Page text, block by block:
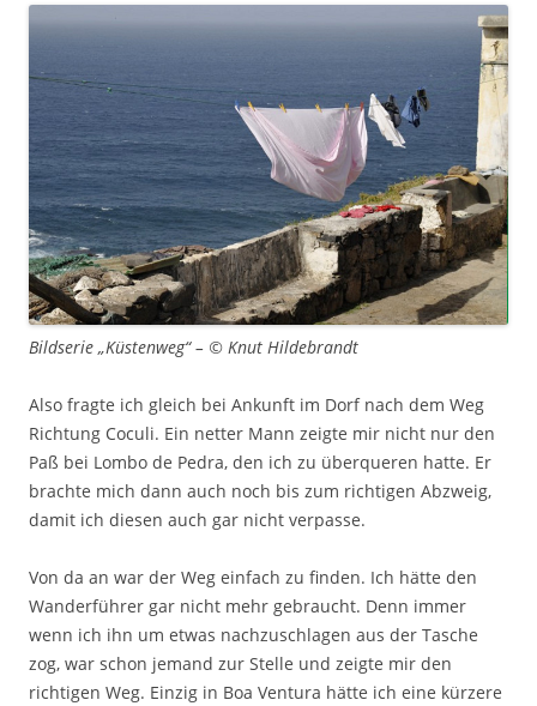
Bildserie „Küstenweg“ – © Knut Hildebrandt
Also fragte ich gleich bei Ankunft im Dorf nach dem Weg
Richtung Coculi. Ein netter Mann zeigte mir nicht nur den
Paß bei Lombo de Pedra, den ich zu überqueren hatte. Er
brachte mich dann auch noch bis zum richtigen Abzweig,
damit ich diesen auch gar nicht verpasse.
Von da an war der Weg einfach zu finden. Ich hätte den
Wanderführer gar nicht mehr gebraucht. Denn immer
wenn ich ihn um etwas nachzuschlagen aus der Tasche
zog, war schon jemand zur Stelle und zeigte mir den
richtigen Weg. Einzig in Boa Ventura hätte ich eine kürzere